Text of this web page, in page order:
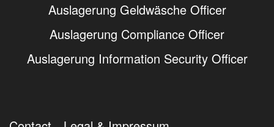
Auslagerung Geldwäsche Officer
Auslagerung Compliance Officer
Auslagerung Information Security Officer